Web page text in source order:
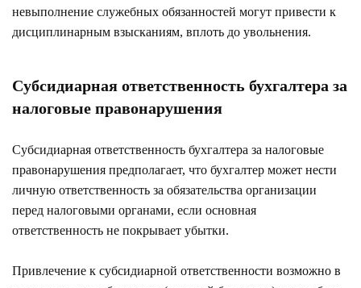
невыполнение служебных обязанностей могут привести к
дисциплинарным взысканиям, вплоть до увольнения.
Субсидиарная ответственность бухгалтера за
налоговые правонарушения
Субсидиарная ответственность бухгалтера за налоговые
правонарушения предполагает, что бухгалтер может нести
личную ответственность за обязательства организации
перед налоговыми органами, если основная
ответственность не покрывает убытки.
Привлечение к субсидиарной ответственности возможно в